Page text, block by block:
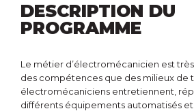
DESCRIPTION DU
PROGRAMME
Le métier d’électromécanicien est
des compétences que des milieux de
électromécaniciens entretiennent,
différents équipements automatisés